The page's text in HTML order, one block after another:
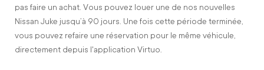
pas faire un achat. Vous pouvez louer une de nos nouvelles
Nissan Juke jusqu’à 90 jours. Une fois cette période terminée,
vous pouvez refaire une réservation pour le même véhicule,
directement depuis l'application Virtuo.